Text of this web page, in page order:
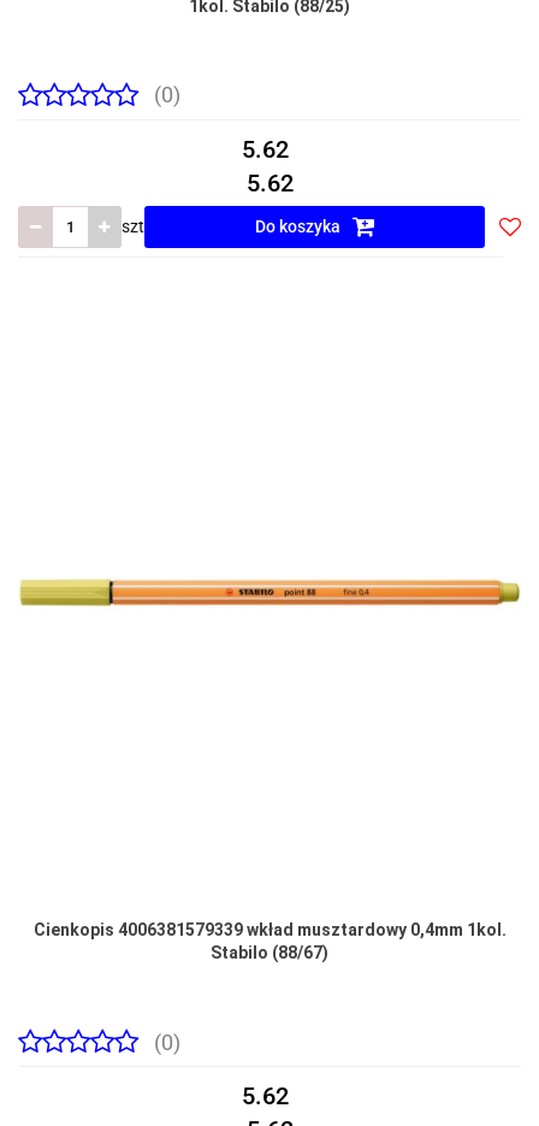
1kol. Stabilo (88/25)
(0)
5.62
5.62
szt Do koszyka
Cienkopis 4006381579339 wkład musztardowy 0,4mm 1kol.
Stabilo (88/67)
(0)
5.62